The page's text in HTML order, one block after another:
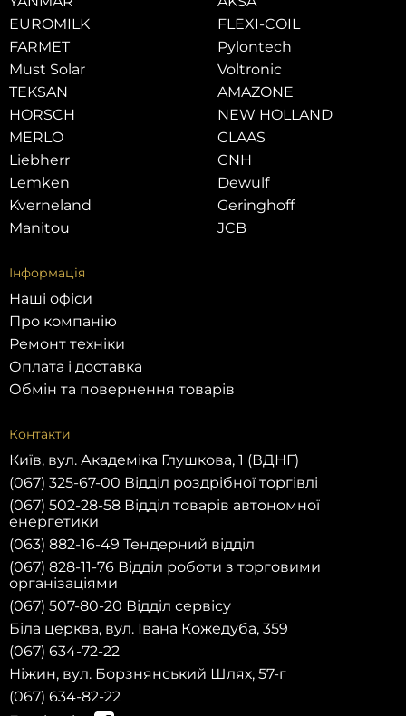
EUROMILK
FARMET
Must Solar
TEKSAN
HORSCH
MERLO
Liebherr
Lemken
Kverneland
Manitou
FLEXI-COIL
Pylontech
Voltronic
AMAZONE
NEW HOLLAND
CLAAS
CNH
Dewulf
Geringhoff
JCB
Інформація
Наші офіси
Про компанію
Ремонт техніки
Оплата і доставка
Обмін та повернення товарів
Контакти
Київ, вул. Академіка Глушкова, 1 (ВДНГ)
(067) 325-67-00 Відділ роздрібної торгівлі
(067) 502-28-58 Відділ товарів автономної
енергетики
(063) 882-16-49 Тендерний відділ
(067) 828-11-76 Відділ роботи з торговими
організаціями
(067) 507-80-20 Відділ сервісу
Біла церква, вул. Івана Кожедуба, 359
(067) 634-72-22
Ніжин, вул. Борзнянський Шлях, 57-г
(067) 634-82-22
Зареєструйся